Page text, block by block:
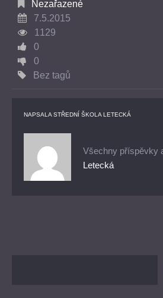
Nezařazené
7.5.2015
1129
0
0
Bez tagů
NAPSALASTŘEDNÍ ŠKOLA LETECKÁ
Všechny příspěvky
Letecká